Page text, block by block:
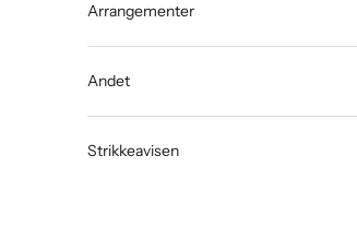
Arrangementer
Andet
Strikkeavisen